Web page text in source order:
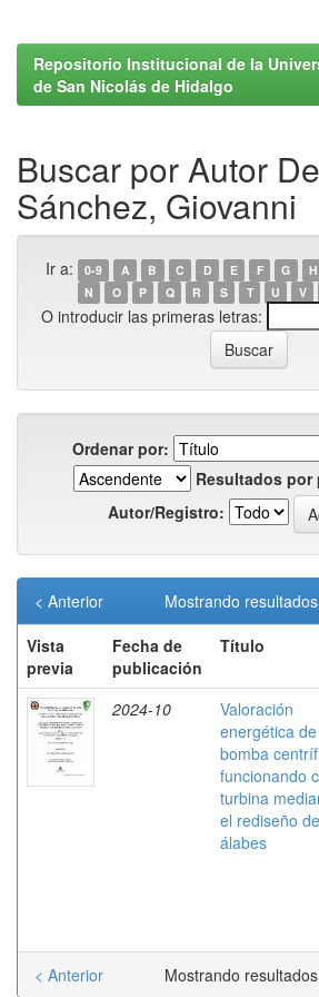
Repositorio Institucional de la
de San Nicolás de Hidalgo
Buscar por Autor
Sánchez, Giovanni
Ir a: 0-9 A B C D E F G H
N
O P Q R S T U V
O introducir las primeras letras:
Ordenar por:
Resultados por
Autor/Registro:
Mostrando
< Anterior
Vista
previa
Fecha de
publicación
Título
2024-10
Valoración
energética
bomba
funcionando
turbina
el rediseño
álabes
Mostrando
< Anterior